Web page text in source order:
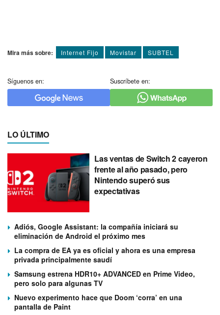
Mira más sobre: Internet Fijo Movistar SUBTEL
Síguenos en: Suscríbete en:
LO ÚLTIMO
Las ventas de Switch 2 cayeron
frente al año pasado, pero
Nintendo superó sus
expectativas
Adiós, Google Assistant: la compañía iniciará su
eliminación de Android el próximo mes
La compra de EA ya es oficial y ahora es una empresa
privada principalmente saudí
Samsung estrena HDR10+ ADVANCED en Prime Video,
pero solo para algunas TV
Nuevo experimento hace que Doom ‘corra’ en una
pantalla de Paint